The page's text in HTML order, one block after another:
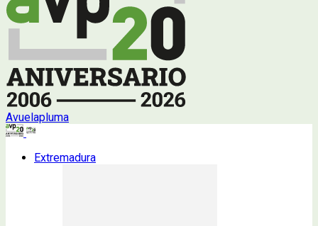
Avuelapluma
Extremadura